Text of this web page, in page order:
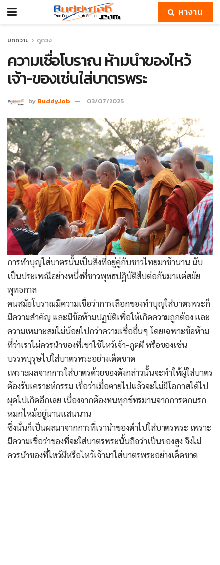
หางาน
บทความ ดูดวง
ความเชื่อโบราณ ห้ามนำของไหว้
เจ้า-ของเซ่นใส่บาตรพระ
by BuddyJob 03/07/2025
การทำบุญใส่บาตรนั้นเป็นสิ่งที่อยู่คู่กับชาวไทยมาช้านาน นับ
เป็นประเพณีอย่างหนึ่งที่ชาวพุทธปฏิบัติสืบต่อกันมาแต่สมัย
พุทธกาล
คนสมัยโบราณมีความเชื่อว่าการเลือกของทำบุญใส่บาตรพระก็
มีความสำคัญ และมีข้อห้ามปฏบัติเพื่อให้เกิดความถูกต้อง และ
ความเหมาะสมไม่น้อยไปกว่าความเชื่ออื่นๆ โดยเฉพาะข้อห้าม
ที่ว่าเราไม่ควรนำของที่เขาใช้ไหว้เจ้า-ภูตผี หรือของเซ่น
บรรพบุรุษไปใส่บาตรพระอย่างเด็ดขาด
เพราะผลจากการใส่บาตรด้วยของดังกล่าวนั้นจะทำให้ผู้ใส่บาตร
ต้องรับเคราะห์กรรม เชื่อว่าเมื่อตายไปแล้วจะไม่มีโอกาสได้ไป
ผุดไปเกิดอีกเลย เนื่องจากต้องทนทุกข์ทรมานจากการตกนรก
หมกไหม้อยู่นานแสนนาน
ซึ่งนั่นก็เป็นผลมาจากการที่เรานำของต่ำไปใส่บาตรพระ เพราะ
มีความเชื่อว่าของที่จะใส่บาตรพระนั้นถือว่าเป็นของสูง จึงไม่
ควรนำของที่ไหว้ผีหรือไหว้เจ้ามาใส่บาตรพระอย่างเด็ดขาด